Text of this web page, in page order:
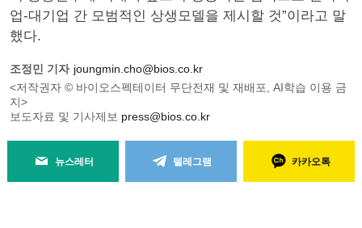
업-대기업 간 모범적인 상생모델을 제시할 것”이라고 말
했다.
조정민 기자 joungmin.cho@bios.co.kr
<저작권자 © 바이오스펙테이터 무단전재 및 재배포, AI학습 이용 금
지>
보도자료 및 기사제보 press@bios.co.kr
뉴스레터 텔레그램 카카오톡